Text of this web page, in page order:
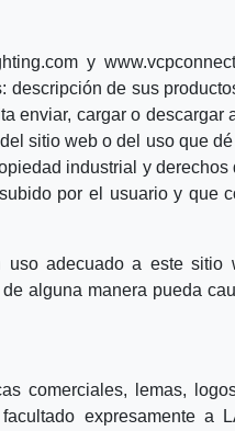
y
descripción de sus
enviar, cargar o
sitio web o del uso que
industrial y
por el usuario y que
uso adecuado a este
alguna manera pueda
comerciales, lemas,
expresamente